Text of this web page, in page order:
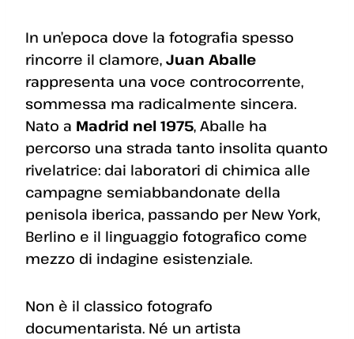
In un’epoca dove la fotografia spesso
rincorre il clamore, Juan Aballe
rappresenta una voce controcorrente,
sommessa ma radicalmente sincera.
Nato a Madrid nel 1975, Aballe ha
percorso una strada tanto insolita quanto
rivelatrice: dai laboratori di chimica alle
campagne semiabbandonate della
penisola iberica, passando per New York,
Berlino e il linguaggio fotografico come
mezzo di indagine esistenziale.
Non è il classico fotografo
documentarista. Né un artista